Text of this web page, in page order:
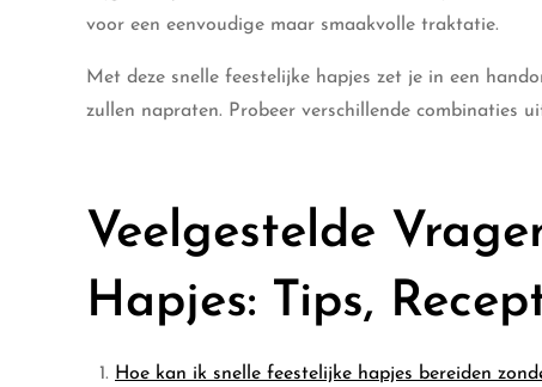
voor een eenvoudige maar smaakvolle traktatie.
Met deze snelle feestelijke hapjes zet je in een
zullen napraten. Probeer verschillende combinaties
Veelgestelde
Hapjes: Tips,
Hoe kan ik snelle feestelijke hapjes bereiden